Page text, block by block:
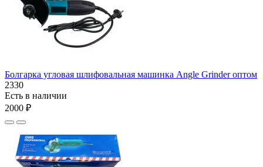
Болгарка угловая шлифовальная машинка Angle Grinder оптом
2330
Есть в наличии
2000 ₽